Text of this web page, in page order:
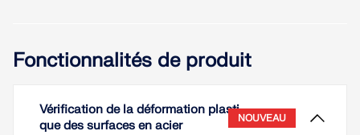
rangée. Le comportement de a structure et la
performance de ces assemblages sont évalués par
l’Eurocode 3 (EC-3) et comparés à un modèle
ROFEM (Research-Oriented Finite Element Model),
Fonctionnalités de produit
Vérification de la déformation plasti
que des surfaces en acier
NOUVEAU